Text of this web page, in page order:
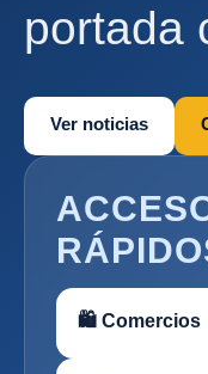
portada
Ver noticias
🛍 Comercios